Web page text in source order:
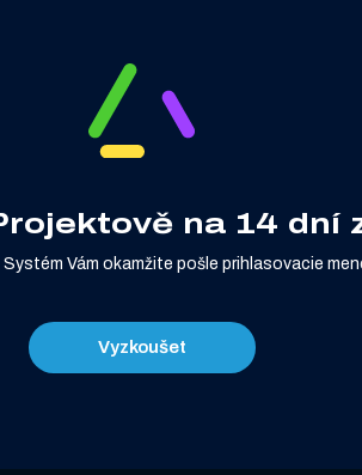
na 14 dní
Vám okamžite pošle prihlasovacie
Vyzkoušet